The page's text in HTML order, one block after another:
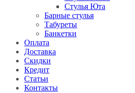
Стулья Юта
Барные стулья
Табуреты
Банкетки
Оплата
Доставка
Скидки
Кредит
Статьи
Контакты